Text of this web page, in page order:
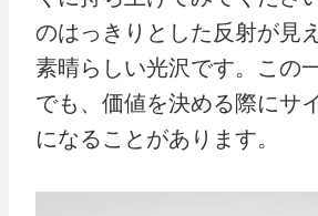
のはっきりとした反射が見
素晴らしい光沢です。この
でも、価値を決める際にサ
になることがあります。